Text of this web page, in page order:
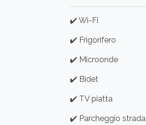
✔️ Wi-Fi
✔️ Frigorifero
✔️ Microonde
✔️ Bidet
✔️ TV piatta
✔️ Parcheggio strada